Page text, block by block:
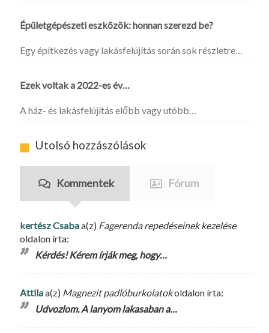
Épületgépészeti eszközök: honnan szerezd be?
Egy építkezés vagy lakásfelújítás során sok részletre…
Ezek voltak a 2022-es év…
A ház- és lakásfelújítás előbb vagy utóbb…
Utolsó hozzászólások
Kommentek Fórum
kertész Csabaa(z) Fagerenda repedéseinek kezelése
oldalon írta:
Kérdés! Kérem írják meg, hogy…
Attilaa(z) Magnezit padlóburkolatokoldalon írta:
Udvozlom. A lanyom lakasaban a…